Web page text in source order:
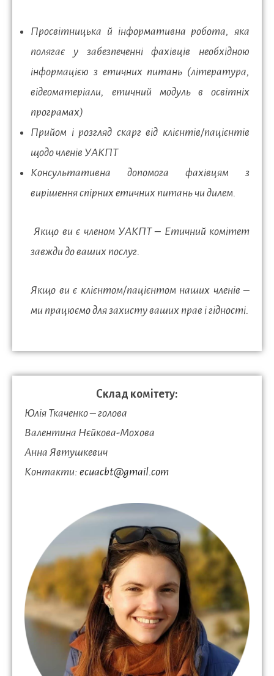
Просвітницька й інформативна робота, яка
полягає у забезпеченні фахівців необхідною
інформацією з етичних питань (література,
відеоматеріали, етичний модуль в освітніх
програмах)
Прийом і розгляд скарг від клієнтів/пацієнтів
щодо членів УАКПТ
Консультативна допомога фахівцям з
вирішення спірних етичних питань чи дилем.
Якщо ви є членом УАКПТ – Етичний комітет
завжди до ваших послуг.
Якщо ви є клієнтом/пацієнтом наших членів –
ми працюємо для захисту ваших прав і гідності.
Склад комітету:
Юлія Ткаченко – голова
Валентина Нєйкова-Мохова
Анна Явтушкевич
Контакти: ecuacbt@gmail.com